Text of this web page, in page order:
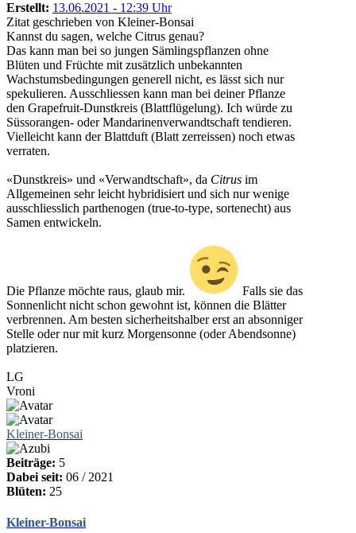
Erstellt: 13.06.2021 - 12:39 Uhr
Zitat geschrieben von Kleiner-Bonsai
Kannst du sagen, welche Citrus genau?
Das kann man bei so jungen Sämlingspflanzen ohne
Blüten und Früchte mit zusätzlich unbekannten
Wachstumsbedingungen generell nicht, es lässt sich nur
spekulieren. Ausschliessen kann man bei deiner Pflanze
den Grapefruit-Dunstkreis (Blattflügelung). Ich würde zu
Süssorangen- oder Mandarinenverwandtschaft tendieren.
Vielleicht kann der Blattduft (Blatt zerreissen) noch etwas
verraten.
«Dunstkreis» und «Verwandtschaft», da Citrus im
Allgemeinen sehr leicht hybridisiert und sich nur wenige
ausschliesslich parthenogen (true-to-type, sortenecht) aus
Samen entwickeln.
Die Pflanze möchte raus, glaub mir.
Falls sie das
Sonnenlicht nicht schon gewohnt ist, können die Blätter
verbrennen. Am besten sicherheitshalber erst an absonniger
Stelle oder nur mit kurz Morgensonne (oder Abendsonne)
platzieren.
LG
Vroni
Kleiner-Bonsai
Beiträge: 5
Dabei seit: 06 / 2021
Blüten: 25
Kleiner-Bonsai